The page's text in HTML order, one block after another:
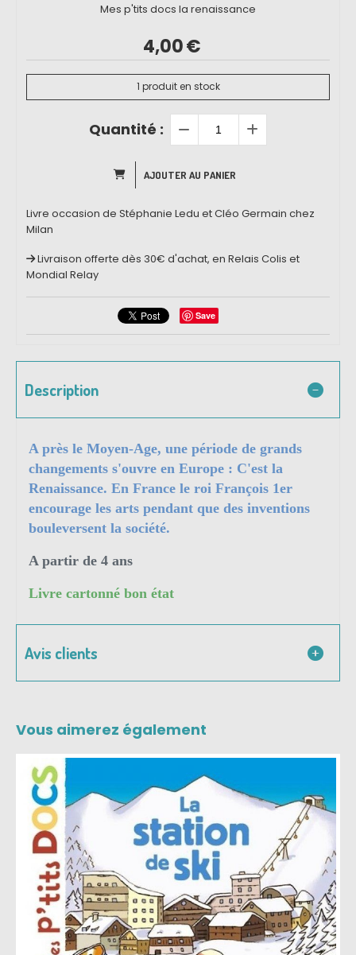
Mes p'tits docs la renaissance
4,00€
1 produit en stock
Quantité :
AJOUTER AU PANIER
Livre occasion de Stéphanie Ledu et Cléo Germain chez
Milan
Livraison offerte dès 30€ d'achat, en Relais Colis et
Mondial Relay
Save
Description
A près le Moyen-Age, une période de grands
changements s'ouvre en Europe : C'est la
Renaissance. En France le roi François 1er
encourage les arts pendant que des inventions
bouleversent la société.
A partir de 4 ans
Livre cartonné bon état
Avis clients
Vous aimerez également